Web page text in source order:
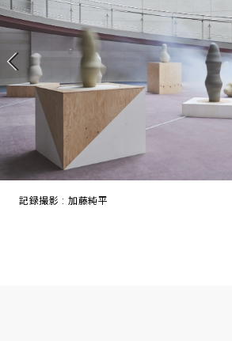
記録撮影 : 加藤純平